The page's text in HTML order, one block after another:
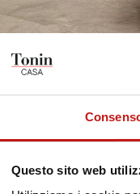
Questo sito web